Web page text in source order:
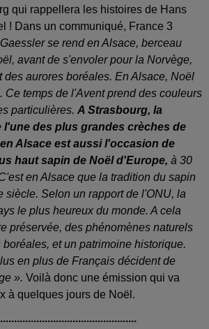
qui rappellera les histoires de Hans
! Dans un communiqué, France 3
se rend en Alsace, berceau
avant de s'envoler pour la Norvège,
des aurores boréales. En Alsace, Noël
Ce temps de l'Avent prend des couleurs
particulières. A Strasbourg, la
l'une des plus grandes crèches de
Alsace est aussi l'occasion de
haut sapin de Noël d'Europe, à 30
en Alsace que la tradition du sapin
siècle. Selon un rapport de l'ONU, la
le plus heureux du monde. A cela
préservée, des phénomènes naturels
et un patrimoine historique.
en plus de Français décident de
». Voilà donc une émission qui va
à quelques jours de Noël.